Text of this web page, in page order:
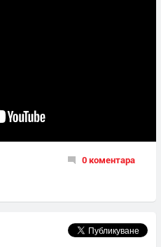
0 коментара